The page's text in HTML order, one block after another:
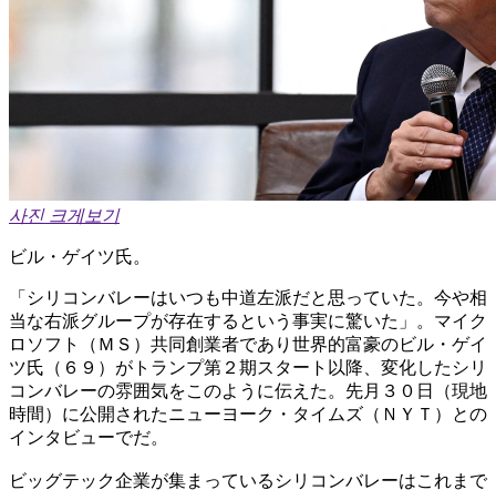
사진 크게보기
ビル・ゲイツ氏。
「シリコンバレーはいつも中道左派だと思っていた。今や相
当な右派グループが存在するという事実に驚いた」。マイク
ロソフト（ＭＳ）共同創業者であり世界的富豪のビル・ゲイ
ツ氏（６９）がトランプ第２期スタート以降、変化したシリ
コンバレーの雰囲気をこのように伝えた。先月３０日（現地
時間）に公開されたニューヨーク・タイムズ（ＮＹＴ）との
インタビューでだ。
ビッグテック企業が集まっているシリコンバレーはこれまで